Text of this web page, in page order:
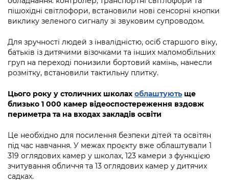
Безбар'єрність
Київська міська військова адміністрація
Важливе під час воєнного стану
пішохідні світлофори, встановили нові сенсорні кнопки
виклику зеленого сигналу зі звуковим супроводом.
Для зручності людей з інвалідністю, осіб старшого віку,
батьків із дитячими візочками та інших маломобільних
груп на переході понизили бортовий камінь, нанесли
розмітку, встановили тактильну плитку.
Цього року у столичних школах облаштують ще
близько 1 000 камер відеоспостереження вздовж
периметра та на входах закладів освіти
Це необхідно для посилення безпеки дітей та освітян
під час навчання. У межах проєкту вже облаштували 1
319 оглядових камер у школах, 123 камери з функцією
зчитування обличчя та 13 оглядових камер у дитячих
садках.